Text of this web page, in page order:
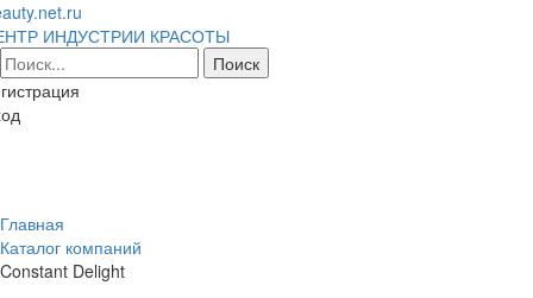
ИНДУСТРИИ КРАСОТЫ
Главная
Каталог компаний
Constant Delight